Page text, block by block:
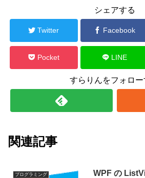
シェアする
Twitter Facebook
Pocket LINE
すらりんをフォロー
関連記事
プログラミング
WPF の